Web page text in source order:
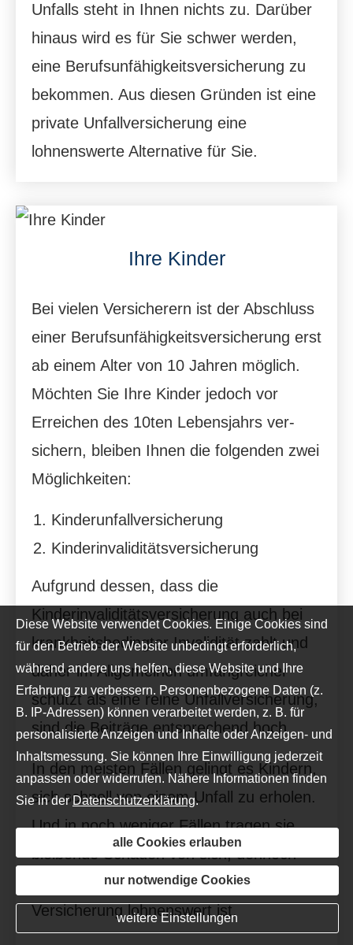
Unfalls steht in Ihnen nichts zu. Darüber
hinaus wird es für Sie schwer werden,
eine Berufsunfähigkeitsversicherung zu
bekommen. Aus diesen Gründen ist eine
private Unfall­ver­si­che­rung eine
lohnenswerte Alternative für Sie.
Ihre Kinder
Bei vielen Versicherern ist der Abschluss
einer Berufsunfähigkeitsversicherung erst
ab einem Alter von 10 Jahren möglich.
Möchten Sie Ihre Kinder jedoch vor
Erreichen des 10ten Lebensjahrs ver­
sichern, bleiben Ihnen die folgenden zwei
Möglichkeiten:
Kinderunfallversicherung
Kinderinvaliditätsversicherung
Aufgrund dessen, dass die
Kinderinvaliditätsversicherung auch bei
krankheitsbedingter Invalidität zahlt und
daher im Allgemeinen umfangreicher
schützt als eine reine Unfall­ver­si­che­rung,
sind die Beiträge entsprechend hoch.
In den meisten Fällen gelingt es Kindern,
sich schnell von einem Unfall zu erholen.
Und in noch weniger Fällen tragen sie
bleibende Schäden von sich, dennoch
obliegt es Ihrer Entscheidung, ob eine
Versicherung lohnenswert ist.
Diese Website verwendet Cookies. Einige Cookies sind
für den Betrieb der Website unbedingt erforderlich,
während andere uns helfen, diese Website und Ihre
Erfahrung zu verbessern. Personenbezogene Daten (z.
B. IP-Adressen) können verarbeitet werden, z. B. für
personalisierte Anzeigen und Inhalte oder Anzeigen- und
Inhaltsmessung. Sie können Ihre Einwilligung jederzeit
anpassen oder widerrufen. Nähere Informationen finden
Sie in derDatenschutzerklärung.
alle Cookies erlauben
nur notwendige Cookies
weitere Einstellungen